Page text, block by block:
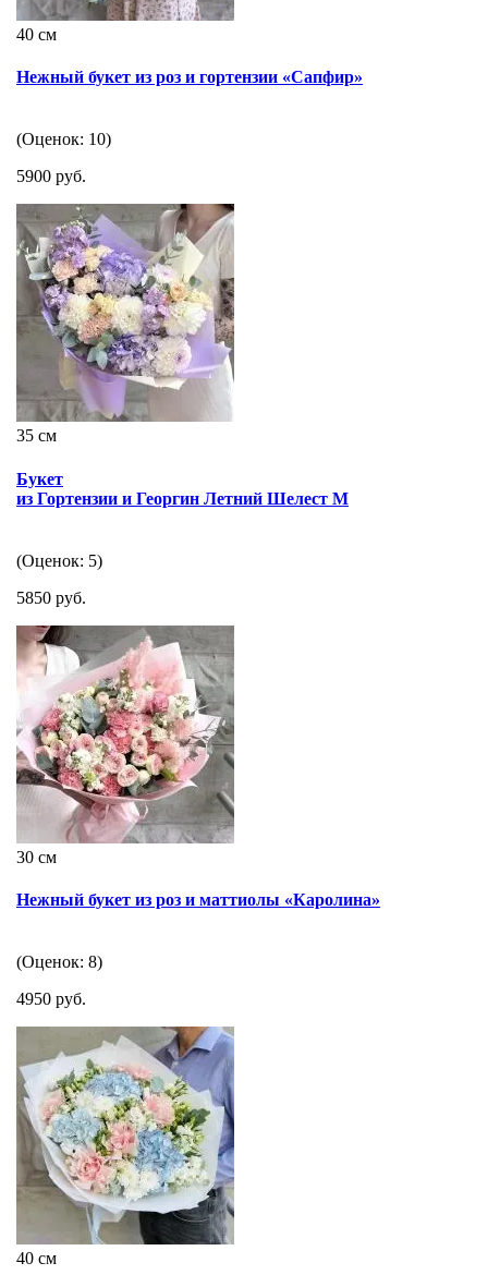
40 см
Нежный букет из роз и гортензии «Сапфир»
(Оценок: 10)
5900 руб.
35 см
Букет
из Гортензии и Георгин Летний Шелест М
(Оценок: 5)
5850 руб.
30 см
Нежный букет из роз и маттиолы «Каролина»
(Оценок: 8)
4950 руб.
40 см